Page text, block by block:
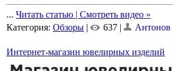
... Читать статью | Смотреть видео »
Категория: Обзоры | 637 | Антонов
Интернет-магазин ювелирных изделий